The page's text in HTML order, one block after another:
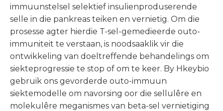
immuunstelsel selektief insulienproduserende
selle in die pankreas teiken en vernietig. Om die
prosesse agter hierdie T-sel-gemedieerde outo-
immuniteit te verstaan, is noodsaaklik vir die
ontwikkeling van doeltreffende behandelings om
siekteprogressie te stop of om te keer. By Hkeybio
gebruik ons ​​gevorderde outo-immuun
siektemodelle om navorsing oor die sellulêre en
molekulêre meganismes van beta-sel vernietiging